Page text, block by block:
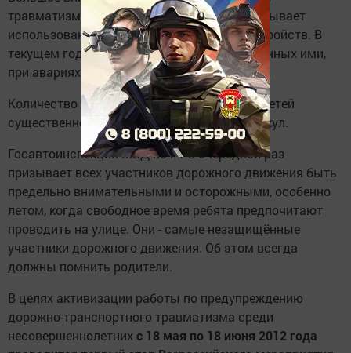
травматизма среди детей-пассажиров оказывает
использование детских удерживающих устройств. В
текущем году в автомобилях, не оборудованных ими,
при авариях оборвались жизни троих детей.
Количество дорожных аварий с участием детей
существенно увеличивается во время каникул.
Госавтоинспекция МВД по РТ в очередной раз
призывает всех участников дорожного движения быть
предельно внимательными и осторожными, особенно
летом, когда свободное время ребята предпочитают
проводить на улице. Они - самые незащищённые
участники дорожного движения. Об этом всегда
должны помнить родители.
В целях активизации работы по предупреждению
дорожно-транспортного травматизма среди
несовершеннолетних с 18 мая по 18 июня 2012 года